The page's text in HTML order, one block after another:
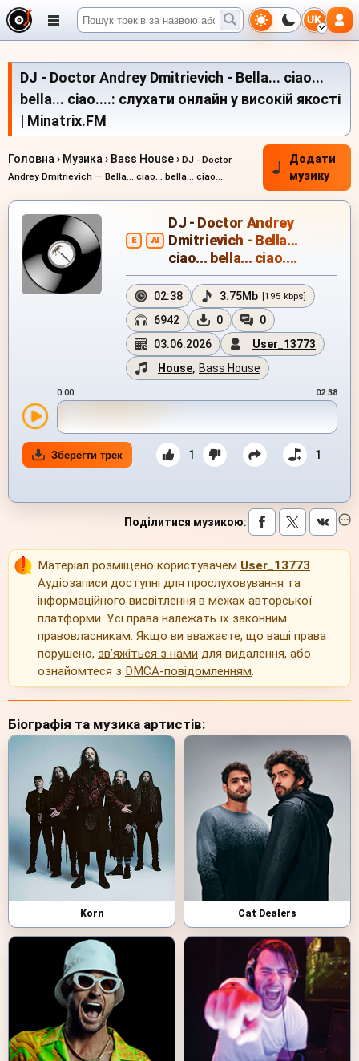
UK
DJ - Doctor Andrey Dmitrievich - Bella... ciao...
bella... ciao....: слухати онлайн у високій якості
| Minatrix.FM
Головна › Музика › Bass House› DJ - Doctor
Andrey Dmitrievich — Bella... ciao... bella... ciao....
Додати
музику
E AI
DJ - Doctor Andrey
Dmitrievich - Bella...
ciao... bella... ciao....
02:38 3.75Mb [195 kbps]
6942 0
0
03.06.2026
User_13773
House, Bass House
0:00 02:38
Зберегти трек 1 1
Поділитися музикою:
Матеріал розміщено користувачем User_13773.
Аудіозаписи доступні для прослуховування та
інформаційного висвітлення в межах авторської
платформи. Усі права належать їх законним
правовласникам. Якщо ви вважаєте, що ваші права
порушено, зв’яжіться з нами для видалення, або
ознайомтеся з DMCA-повідомленням.
Біографія та музика артистів:
Korn Cat Dealers